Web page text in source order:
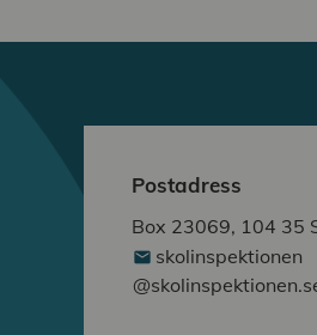
Postadress
Box 23069, 104 35
skolinspektionen